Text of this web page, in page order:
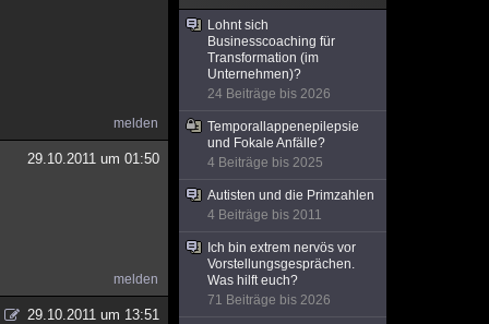
melden
29.10.2011 um 01:50
melden
29.10.2011 um 13:51
Lohnt sich
Businesscoaching für
Transformation (im
Unternehmen)?
24 Beiträge bis 2026
Temporallappenepilepsie
und Fokale Anfälle?
4 Beiträge bis 2025
Autisten und die Primzahlen
4 Beiträge bis 2011
Ich bin extrem nervös vor
Vorstellungsgesprächen.
Was hilft euch?
71 Beiträge bis 2026